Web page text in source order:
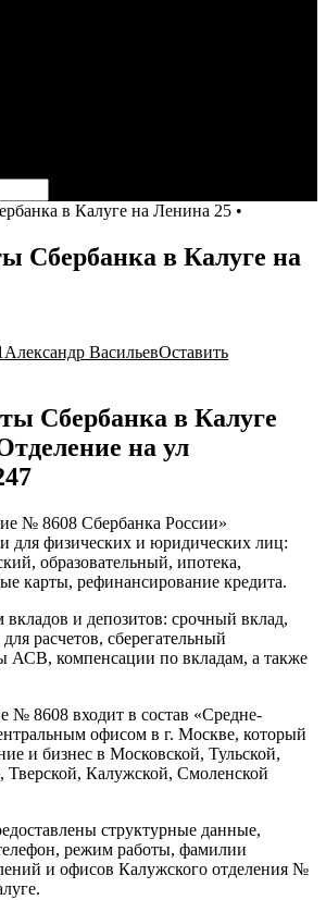
Сбербанка в Калуге на
Александр ВасильевОставить
Сбербанка в Калуге
на ул
№ 8608 Сбербанка России»
для физических и юридических лиц:
образовательный, ипотека,
карты, рефинансирование кредита.
и депозитов: срочный вклад,
расчетов, сберегательный
АСВ, компенсации по вкладам, а также
№ 8608 входит в состав «Средне-
офисом в г. Москве, который
и бизнес в Московской, Тульской,
Тверской, Калужской, Смоленской
структурные данные,
режим работы, фамилии
и офисов Калужского отделения №